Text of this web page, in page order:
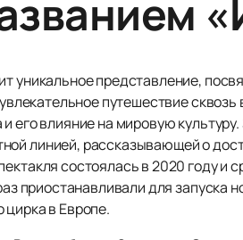
уникальное представление,
путешествие
его влияние на мировую
линией, рассказывающей о
состоялась в 2020 году и
приостанавливали для запуска
в Европе.